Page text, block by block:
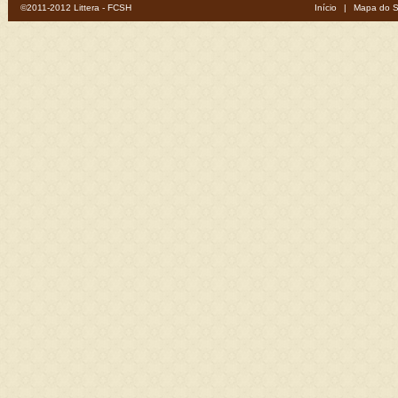
©2011-2012 Littera - FCSH Início | Mapa do